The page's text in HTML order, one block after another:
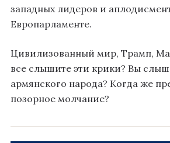
западных лидеров и
Европарламенте.
Цивилизованный мир, Трамп,
все слышите эти крики? Вы
армянского народа? Когда же
позорное молчание?